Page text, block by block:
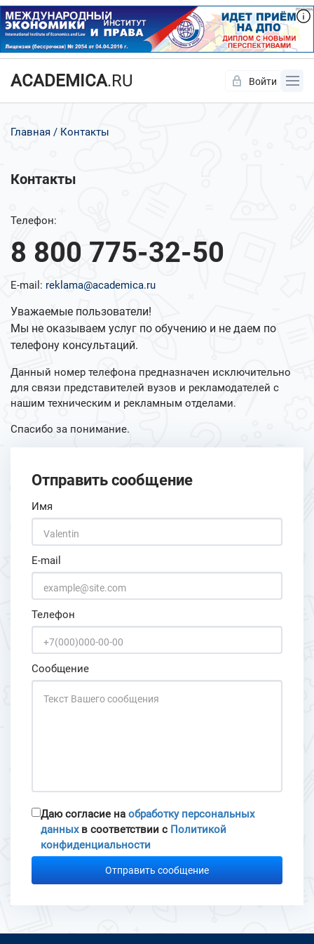
ACADEMICA.RU Войти
Главная Контакты
Контакты
Телефон:
8 800 775-32-50
E-mail: reklama@academica.ru
Уважаемые пользователи!
Мы не оказываем услуг по обучению и не даем по
телефону консультаций.
Данный номер телефона предназначен исключительно
для связи представителей вузов и рекламодателей с
нашим техническим и рекламным отделами.
Спасибо за понимание.
Отправить сообщение
Имя
E-mail
Телефон
Сообщение
Даю согласие на обработку персональных
данныхв соответствии с Политикой
конфиденциальности
Отправить сообщение
Да Нет